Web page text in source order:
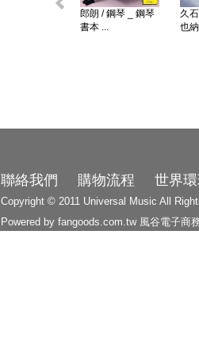
郎朗 / 鋼琴 _ 鋼琴
書本 ...
久
也
聯絡我們 購物流程 世界
Copyright © 2011 Universal Music All
Powered by fangoods.com.tw 風谷電子商